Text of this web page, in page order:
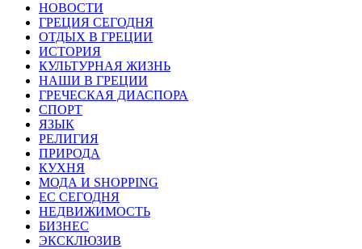
НОВОСТИ
ГРЕЦИЯ СЕГОДНЯ
ОТДЫХ В ГРЕЦИИ
ИСТОРИЯ
КУЛЬТУРНАЯ ЖИЗНЬ
НАШИ В ГРЕЦИИ
ГРЕЧЕСКАЯ ДИАСПОРА
СПОРТ
ЯЗЫК
РЕЛИГИЯ
ПРИРОДА
КУХНЯ
МОДА И SHOPPING
ЕС СЕГОДНЯ
НЕДВИЖИМОСТЬ
БИЗНЕС
ЭКСКЛЮЗИВ